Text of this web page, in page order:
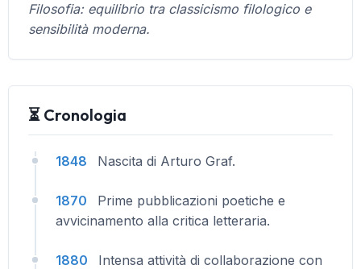
Filosofia: equilibrio tra classicismo filologico e
sensibilità moderna.
⏳ Cronologia
1848 Nascita di Arturo Graf.
1870
Prime pubblicazioni poetiche e
avvicinamento alla critica letteraria.
1880
Intensa attività di collaborazione con